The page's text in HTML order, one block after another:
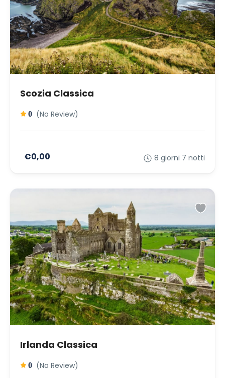
Scozia Classica
0 (No Review)
€0,00 8 giorni 7 notti
Irlanda Classica
0 (No Review)